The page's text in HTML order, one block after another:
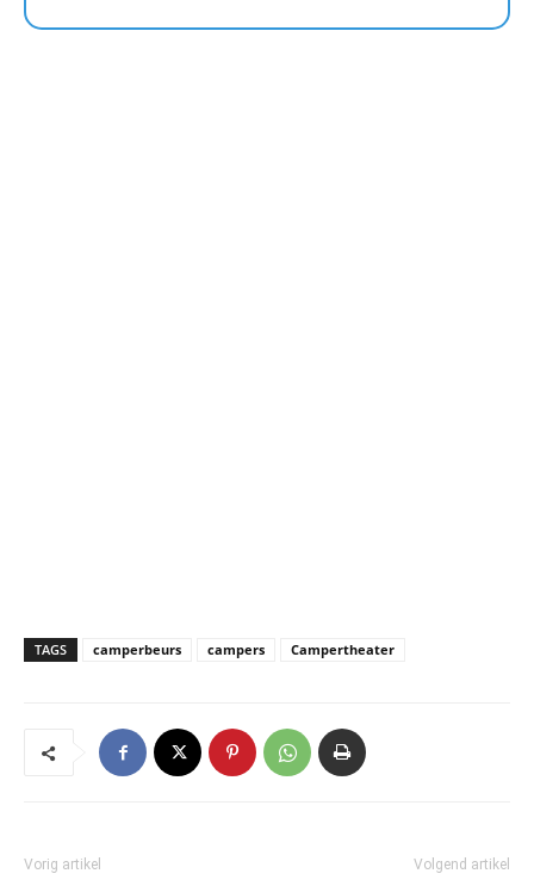
TAGS camperbeurs campers Campertheater
Vorig artikel Volgend artikel